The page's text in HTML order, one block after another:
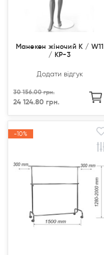
Манекен жіночий K / W11
/ KP-3
Додати відгук
30 156.00 грн.
24 124.80 грн.
-10%
-10%